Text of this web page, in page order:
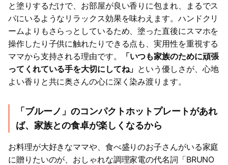
と塗りするだけで、お部屋が良い香りに包まれ、まるでス
パにいるようなリラックス効果を味わえます。ハンドクリ
ームよりもさらっとしているため、塗った直後にスマホを
操作したり子供に触れたりできる点も、実用性を重視する
ママから支持される理由です。
「いつも家族のために頑張
ってくれている手を大切にしてね」 という優しさが、心地
よい香りと共に奥さんの心に深く染み渡ります。
「ブルーノ」のコンパクトホットプレートがあれ
ば、家族との食卓が楽しくなるから
お料理が大好きなママや、食べ盛りのお子さんがいる家庭
に贈りたいのが、おしゃれな調理家電の代名詞「BRUNO